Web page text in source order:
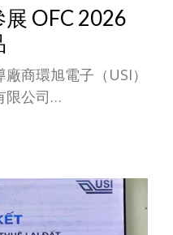
OFC 2026
商環旭電子（USI）
限公司
日至19日於美國洛
（Optical Fiber